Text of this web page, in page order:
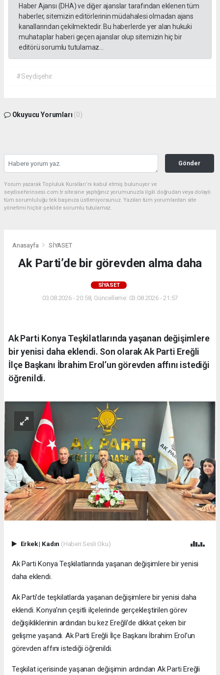
Haber Ajansı (DHA) ve diğer ajanslar tarafından eklenen tüm
haberler, sitemizin editörlerinin müdahalesi olmadan ajans
kanallarından çekilmektedir. Bu haberlerde yer alan hukuki
muhataplar haberi geçen ajanslar olup sitemizin hiç bir
editörü sorumlu tutulamaz...
#Seydişehir
Okuyucu Yorumları (0)
Gönder
Yorum yazarak Topluluk Kuralları’nı kabul etmiş bulunuyor ve
seydisehirinsesi.com.tr sitesine yaptığınız yorumunuzla ilgili doğrudan veya dolaylı
tüm sorumluluğu tek başınıza üstleniyorsunuz. Yazılan tüm yorumlardan site
yönetimi hiçbir şekilde sorumlu tutulamaz.
Anasayfa SİYASET
Ak Parti’de bir görevden alma daha
SİYASET
03.08.2026 - 20:58, Güncelleme: 03.08.2026 - 21:57
Ak Parti Konya Teşkilatlarında yaşanan değişimlere
bir yenisi daha eklendi. Son olarak Ak Parti Ereğli
İlçe Başkanı İbrahim Erol’un görevden affını istediği
öğrenildi.
Erkek| Kadın (Haberi Sesli Oku)
Ak Parti Konya Teşkilatlarında yaşanan değişimlere bir yenisi
daha eklendi.
Ak Parti’de teşkilatlarda yaşanan değişimlere bir yenisi daha
eklendi. Konya’nın çeşitli ilçelerinde gerçekleştirilen görev
değişikliklerinin ardından bu kez Ereğli’de dikkat çeken bir
gelişme yaşandı. Ak Parti Ereğli İlçe Başkanı İbrahim Erol’un
görevden affını istediği öğrenildi.
Teşkilat içerisinde yaşanan değişimin ardından Ak Parti Ereğli